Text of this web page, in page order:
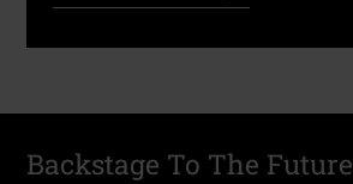
Backstage To The Future